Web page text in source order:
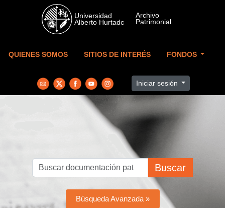
Skip to main content
QUIENES SOMOS SITIOS DE INTERÉS FONDOS
Iniciar sesión
Buscar
Búsqueda Avanzada »